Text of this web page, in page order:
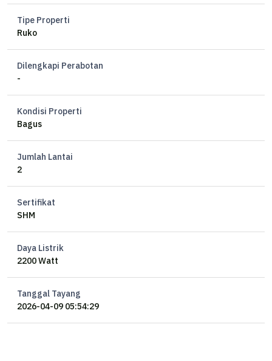
Dekat RS Columbia Asia
Dekat Binus
Tipe Properti
Ruko
Dilengkapi Perabotan
-
Kondisi Properti
Bagus
Jumlah Lantai
2
Sertifikat
SHM
Daya Listrik
2200 Watt
Tanggal Tayang
2026-04-09 05:54:29